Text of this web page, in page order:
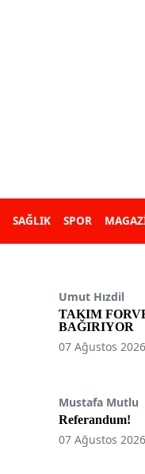
SAĞLIK SPOR
Umut Hızdil
TAKIM
BAĞIRIYOR
07 Ağustos 2026
Mustafa Mutlu
Referandum!
07 Ağustos 2026